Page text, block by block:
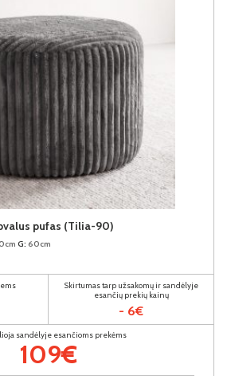
pufas (Tilia-90)
G: 60cm
Skirtumas tarp užsakomų ir sandėlyje
esančių prekių kainų
- 6€
sandėlyje esančioms prekėms
109€